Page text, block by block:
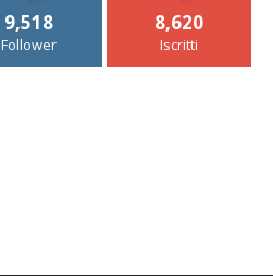
9,518
Follower
8,620
Iscritti